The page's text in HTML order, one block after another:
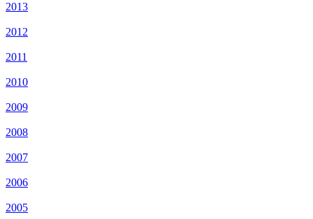
2013
2012
2011
2010
2009
2008
2007
2006
2005